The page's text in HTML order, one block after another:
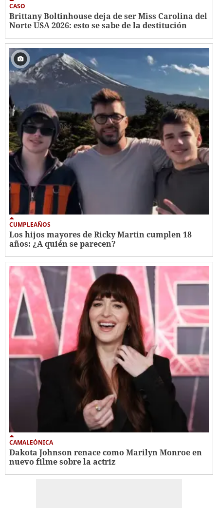
CASO
Brittany Boltinhouse deja de ser Miss Carolina del
Norte USA 2026: esto se sabe de la destitución
CUMPLEAÑOS
Los hijos mayores de Ricky Martin cumplen 18
años: ¿A quién se parecen?
CAMALEÓNICA
Dakota Johnson renace como Marilyn Monroe en
nuevo filme sobre la actriz